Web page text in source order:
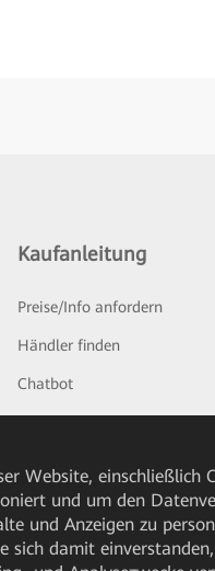
Kaufanleitung
Preise/Info anfordern
Händler finden
Chatbot
Website,
und um den
und Anzeigen zu
sich damit